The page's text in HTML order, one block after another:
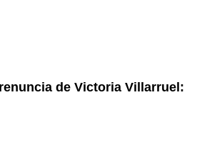
de Victoria Villarruel: